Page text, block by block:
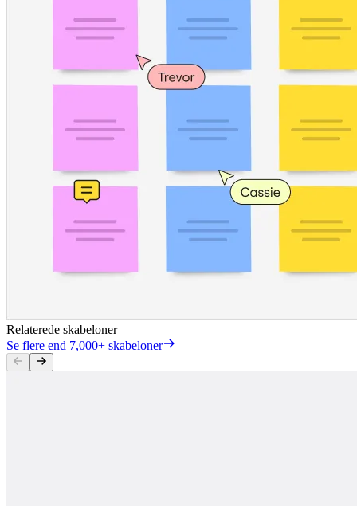
Relaterede skabeloner
Se flere end 7,000+ skabeloner